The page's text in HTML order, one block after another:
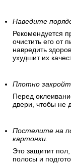
Наведите
Рекомендуется
очистить его от
навредить
ухудшит их
Плотно
Перед
двери, чтобы не
Постелите на
картонки.
Это защитит
полосы и